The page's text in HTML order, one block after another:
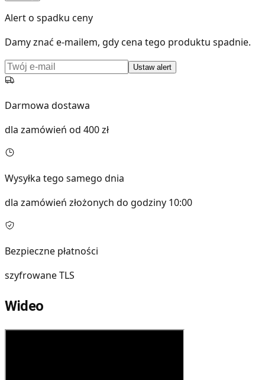
Alert o spadku ceny
Damy znać e-mailem, gdy cena tego produktu spadnie.
Ustaw alert
Darmowa dostawa
dla zamówień od 400 zł
Wysyłka tego samego dnia
dla zamówień złożonych do godziny 10:00
Bezpieczne płatności
szyfrowane TLS
Wideo